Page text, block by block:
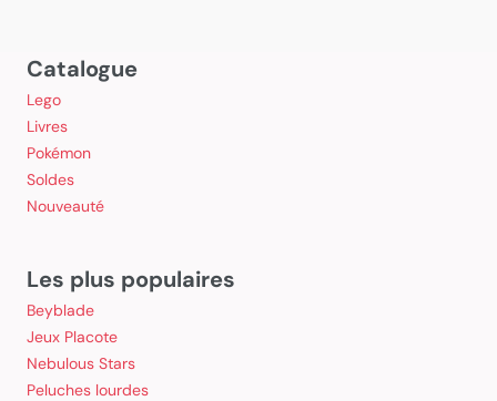
Catalogue
Lego
Livres
Pokémon
Soldes
Nouveauté
Les plus populaires
Beyblade
Jeux Placote
Nebulous Stars
Peluches lourdes